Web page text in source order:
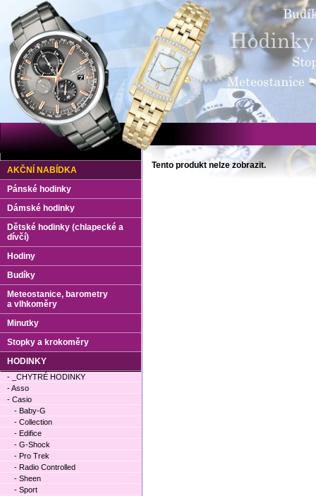
Tento produkt nelze zobrazit.
AKČNÍ NABÍDKA
Pánské hodinky
Dámské hodinky
Dětské hodinky (chlapecké a
dívčí)
Hodiny
Budíky
Meteostanice, barometry
a vlhkoměry
Minutky
Stopky a krokoměry
HODINKY
- _CHYTRÉ HODINKY
- Asso
- Casio
- Baby-G
- Collection
- Edifice
- G-Shock
- Pro Trek
- Radio Controlled
- Sheen
- Sport